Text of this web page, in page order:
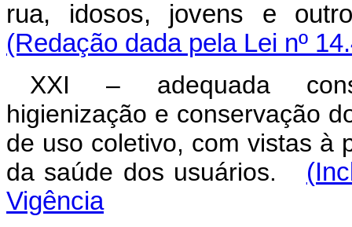
rua, idosos, jovens e
(Redação dada pela Lei nº
XXI – adequada
higienização e conservação
de uso coletivo, com vistas à
da saúde dos usuários.
Vigência